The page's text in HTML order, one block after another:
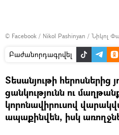
© Facebook / Nikol Pashinyan / Նիկոլ
Բաժանորդագրվել
Տեսանյութի հերոսներից
ցանկությունն ու
կորոնավիրուսով
ապաքինվեն, իսկ